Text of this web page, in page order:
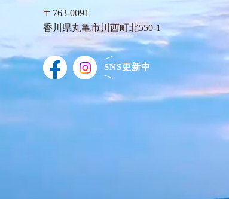
〒763-0091
⾹川県丸⻲市川⻄町北550-1
SNS更新中